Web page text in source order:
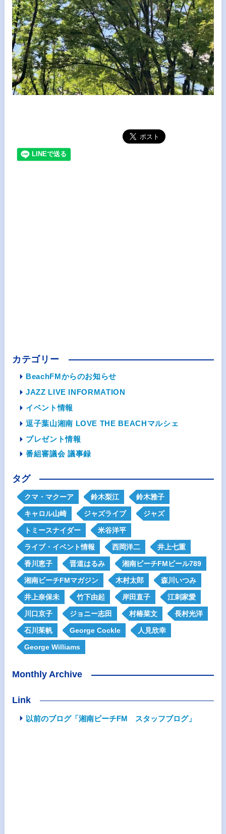
カテゴリー
BeachFMからのお知らせ
JAZZ LIVE INFORMATION
イベント情報
逗子葉山湘南 LOVE THE BEACHマルシェ
プレゼント情報
番組審議会 議事録
タグ
クマ・マクーア 鈴木梨江 鈴木雅子
キャロル山崎 ジャズライブ ジャズ
トミースナイダー 米谷洋平
ライブ・イベント情報 西岡洋二 井上七重
香川恵子 晋道はるみ 湘南ビーチFMビール789
湘南ビーチFMマガジン 木村太郎 森川いつみ
井上奈保未 竹下由起 岸田直子 江刺家愛
川口京子 ジョニー志田 村椿菜文 長村光洋
石川茱帆 George Cockle 人見欣幸
George Williams
Monthly Archive
Link
以前のブログ「湘南ビーチFM スタッフブログ」